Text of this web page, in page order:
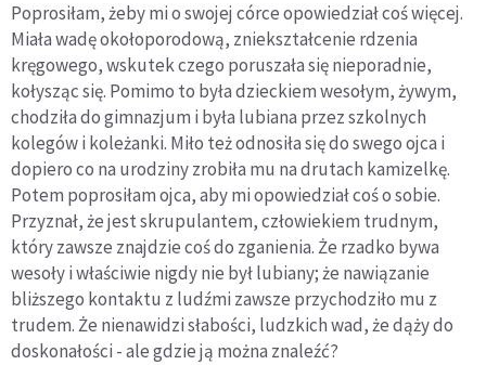
Poprosiłam, żeby mi o swojej córce opowiedział coś więcej.
Miała wadę okołoporodową, zniekształcenie rdzenia
kręgowego, wskutek czego poruszała się nieporadnie,
kołysząc się. Pomimo to była dzieckiem wesołym, żywym,
chodziła do gimnazjum i była lubiana przez szkolnych
kolegów i koleżanki. Miło też odnosiła się do swego ojca i
dopiero co na urodziny zrobiła mu na drutach kamizelkę.
Potem poprosiłam ojca, aby mi opowiedział coś o sobie.
Przyznał, że jest skrupulantem, człowiekiem trudnym,
który zawsze znajdzie coś do zganienia. Że rzadko bywa
wesoły i właściwie nigdy nie był lubiany; że nawiązanie
bliższego kontaktu z ludźmi zawsze przychodziło mu z
trudem. Że nienawidzi słabości, ludzkich wad, że dąży do
doskonałości - ale gdzie ją można znaleźć?